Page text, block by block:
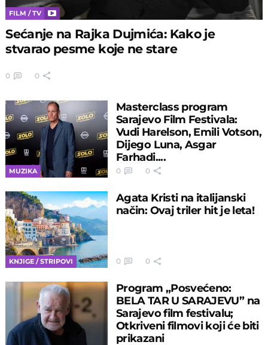
FILM / TV
Sećanje na Rajka Dujmića: Kako je
stvarao pesme koje ne stare
0 0
MUZIKA
Masterclass program
Sarajevo Film Festivala:
Vudi Harelson, Emili Votson,
Dijego Luna, Asgar
Farhadi....
0 0
KNJIGE / STRIPOVI
Agata Kristi na italijanski
način: Ovaj triler hit je leta!
0 0
Program „Posvećeno:
BELA TAR U SARAJEVU” na
Sarajevo film festivalu;
Otkriveni filmovi koji će biti
prikazani